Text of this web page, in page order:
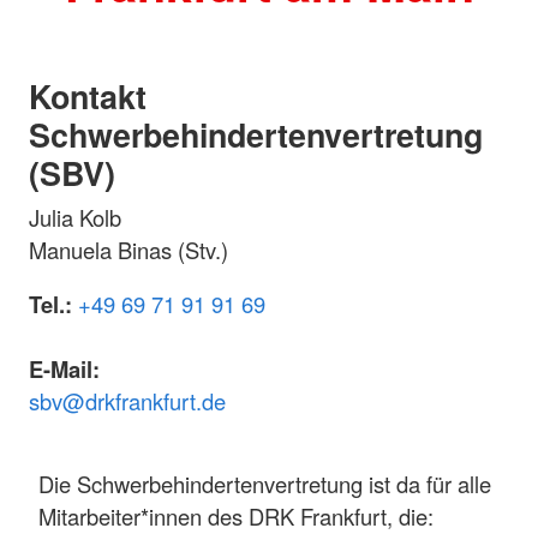
Kontakt
Schwerbehindertenvertretung
(SBV)
Julia Kolb
Manuela Binas (Stv.)
Tel.: +49 69 71 91 91 69
E-Mail:
sbv@drkfrankfurt.de
Die Schwerbehindertenvertretung ist da für alle
Mitarbeiter*innen des DRK Frankfurt, die: